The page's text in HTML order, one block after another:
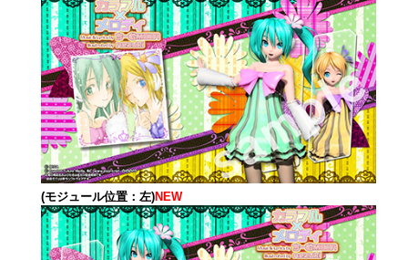
(モジュール位置：左)NEW